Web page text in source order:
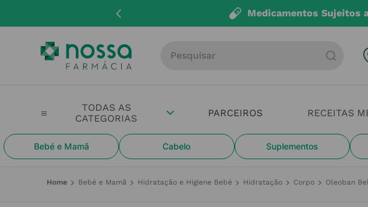
Medicamentos Sujeitos
PARCEIROS RECEITAS
Bebé e Mamã Cabelo Suplementos
Bebé e Mamã Hidratação e Higiene Bebé Hidratação Corpo Oleoban